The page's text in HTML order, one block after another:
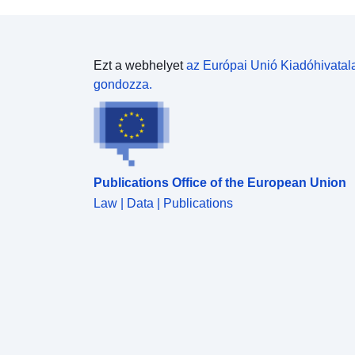
Ezt a webhelyetaz Európai Unió
gondozza.
Publications Office of the European Union
Law | Data | Publications